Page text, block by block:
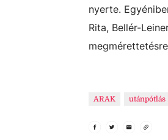
nyerte.
Rita, Bellér-
ARAK utánpótlás